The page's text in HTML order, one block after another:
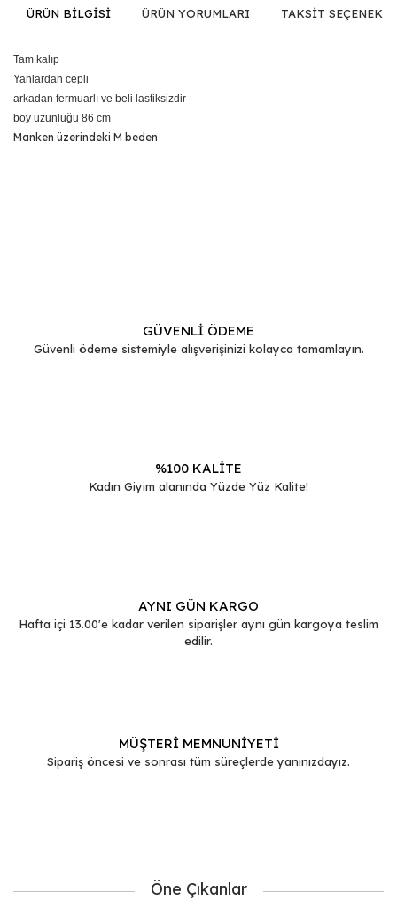
ÜRÜN BİLGİSİ ÜRÜN YORUMLARI TAKSİT
Tam kalıp
Yanlardan cepli
arkadan fermuarlı ve beli lastiksizdir
boy uzunluğu 86 cm
Manken üzerindeki M beden
Ürün bilgilerinde hatalar bulunuyor.
GÜVENLİ ÖDEME
Güvenli ödeme sistemiyle alışverişinizi kolayca tamamlayın.
%100 KALİTE
Kadın Giyim alanında Yüzde Yüz Kalite!
AYNI GÜN KARGO
Hafta içi 13.00'e kadar verilen siparişler aynı gün kargoya teslim
edilir.
MÜŞTERİ MEMNUNİYETİ
Sipariş öncesi ve sonrası tüm süreçlerde yanınızdayız.
Öne Çıkanlar